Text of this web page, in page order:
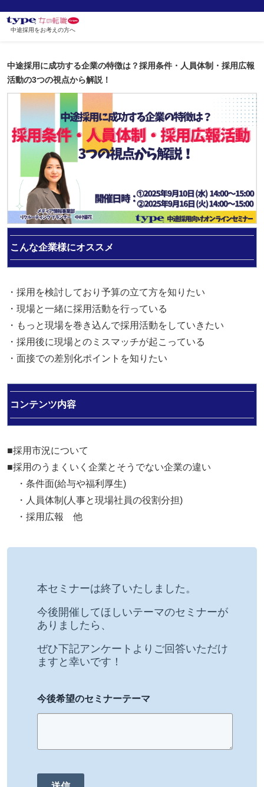
中途採用をお考えの方へ
中途採用に成功する企業の特徴は？採用条件・人員体制・採用広報
活動の3つの視点から解説！
こんな企業様にオススメ
・採用を検討しており予算の立て方を知りたい
・現場と一緒に採用活動を行っている
・もっと現場を巻き込んで採用活動をしていきたい
・採用後に現場とのミスマッチが起こっている
・面接での差別化ポイントを知りたい
コンテンツ内容
■採用市況について
■採用のうまくいく企業とそうでない企業の違い
・条件面(給与や福利厚生)
・人員体制(人事と現場社員の役割分担)
・採用広報 他
本セミナーは終了いたしました。
今後開催してほしいテーマのセミナーが
ありましたら、
ぜひ下記アンケートよりご回答いただけ
ますと幸いです！
今後希望のセミナーテーマ